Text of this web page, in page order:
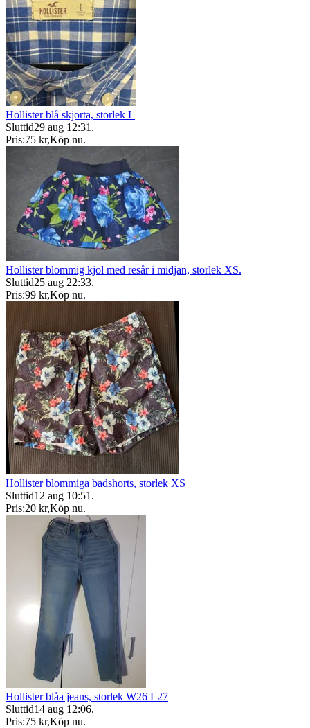
Hollister blå skjorta, storlek L
Sluttid29 aug 12:31 .
Pris:75 kr,Köp nu.
Hollister blommig kjol med resår i midjan, storlek XS.
Sluttid25 aug 22:33.
Pris:99 kr,Köp nu.
Hollister blommiga badshorts, storlek XS
Sluttid12 aug 10:51 .
Pris:20 kr,Köp nu.
Hollister blåa jeans, storlek W26 L27
Sluttid14 aug 12:06.
Pris:75 kr,Köp nu.